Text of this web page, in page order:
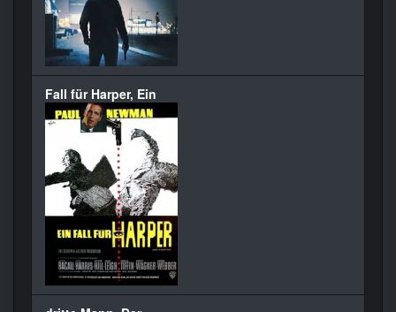
Fall für Harper, Ein